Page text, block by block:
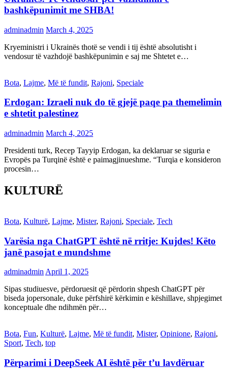
bashkëpunimit me SHBA!
adminadmin March 4, 2025
Kryeministri i Ukrainës thotë se vendi i tij është absolutisht i
vendosur të vazhdojë bashkëpunimin e saj me Shtetet e…
Bota, Lajme, Më të fundit, Rajoni, Speciale
Erdogan: Izraeli nuk do të gjejë paqe pa themelimin
e shtetit palestinez
adminadmin March 4, 2025
Presidenti turk, Recep Tayyip Erdogan, ka deklaruar se siguria e
Evropës pa Turqinë është e paimagjinueshme. “Turqia e konsideron
procesin…
KULTURË
Bota, Kulturë, Lajme, Mister, Rajoni, Speciale, Tech
Varësia nga ChatGPT është në rritje: Kujdes! Këto
janë pasojat e mundshme
adminadmin April 1, 2025
Sipas studiuesve, përdoruesit që përdorin shpesh ChatGPT për
biseda jopersonale, duke përfshirë kërkimin e këshillave, shpjegimet
konceptuale dhe ndihmën për…
Bota, Fun, Kulturë, Lajme, Më të fundit, Mister, Opinione, Rajoni,
Sport, Tech, top
Përparimi i DeepSeek AI është për t’u lavdëruar